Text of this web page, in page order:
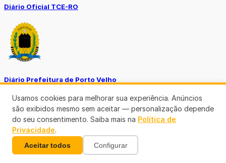
Diário Oficial TCE-RO
Diário Prefeitura de Porto Velho
Diário Oficial de RO
Usamos cookies para melhorar sua experiência. Anúncios
são exibidos mesmo sem aceitar — personalização depende
do seu consentimento. Saiba mais na Política de
Privacidade.
Aceitar todos Configurar